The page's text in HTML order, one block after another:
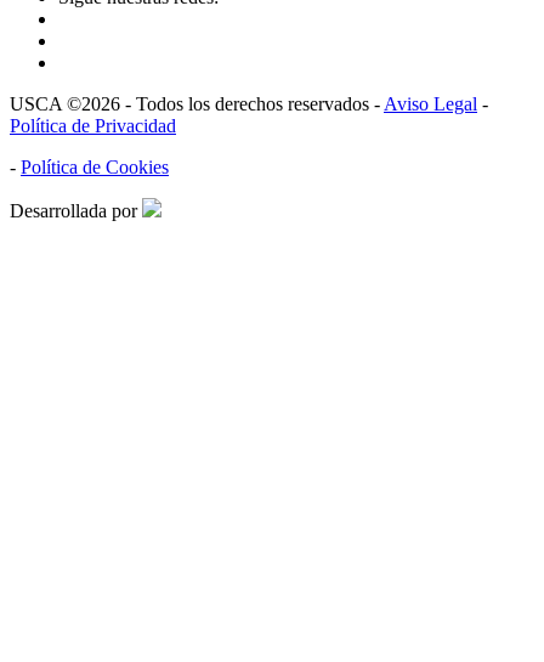
USCA ©2026 - Todos los derechos reservados - Aviso Legal -
Política de Privacidad
- Política de Cookies
Desarrollada por